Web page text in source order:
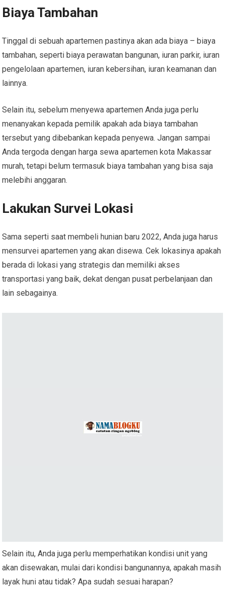
Biaya Tambahan
Tinggal di sebuah apartemen pastinya akan ada biaya – biaya
tambahan, seperti biaya perawatan bangunan, iuran parkir, iuran
pengelolaan apartemen, iuran kebersihan, iuran keamanan dan
lainnya.
Selain itu, sebelum menyewa apartemen Anda juga perlu
menanyakan kepada pemilik apakah ada biaya tambahan
tersebut yang dibebankan kepada penyewa. Jangan sampai
Anda tergoda dengan harga sewa apartemen kota Makassar
murah, tetapi belum termasuk biaya tambahan yang bisa saja
melebihi anggaran.
Lakukan Survei Lokasi
Sama seperti saat membeli hunian baru 2022, Anda juga harus
mensurvei apartemen yang akan disewa. Cek lokasinya apakah
berada di lokasi yang strategis dan memiliki akses
transportasi yang baik, dekat dengan pusat perbelanjaan dan
lain sebagainya.
Selain itu, Anda juga perlu memperhatikan kondisi unit yang
akan disewakan, mulai dari kondisi bangunannya, apakah masih
layak huni atau tidak? Apa sudah sesuai harapan?